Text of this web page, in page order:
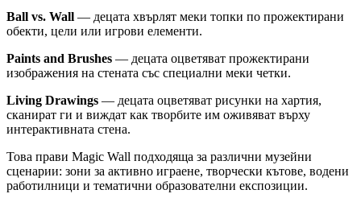
Ball vs. Wall — децата хвърлят меки топки по прожектирани
обекти, цели или игрови елементи.
Paints and Brushes — децата оцветяват прожектирани
изображения на стената със специални меки четки.
Living Drawings — децата оцветяват рисунки на хартия,
сканират ги и виждат как творбите им оживяват върху
интерактивната стена.
Това прави Magic Wall подходяща за различни музейни
сценарии: зони за активно играене, творчески кътове, водени
работилници и тематични образователни експозиции.